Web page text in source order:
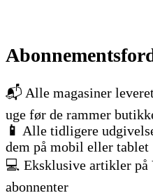
📬 Alle magasiner
uge før de rammer
📱 Alle tidligere
dem på mobil eller tablet
💻 Eksklusive artikler på
abonnenter